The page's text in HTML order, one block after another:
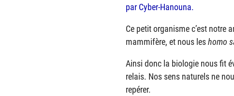
par Cyber-Hanouna.
Ce petit organisme c’est notre
mammifère, et nous leshomo
Ainsi donc la biologie nous fit
relais. Nos sens naturels ne
repérer.